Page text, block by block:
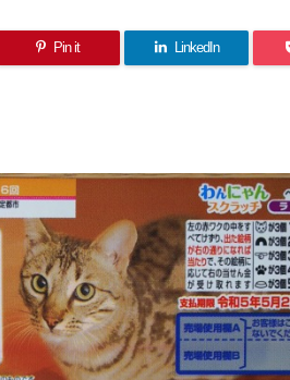
Pin it LinkedIn